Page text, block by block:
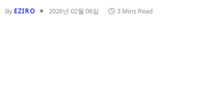
By EZIRO 2026년 02월 06일 3 Mins Read